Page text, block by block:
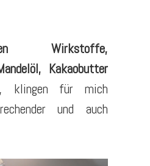
Wirkstoffe,
Kakaobutter
, klingen für mich
und auch